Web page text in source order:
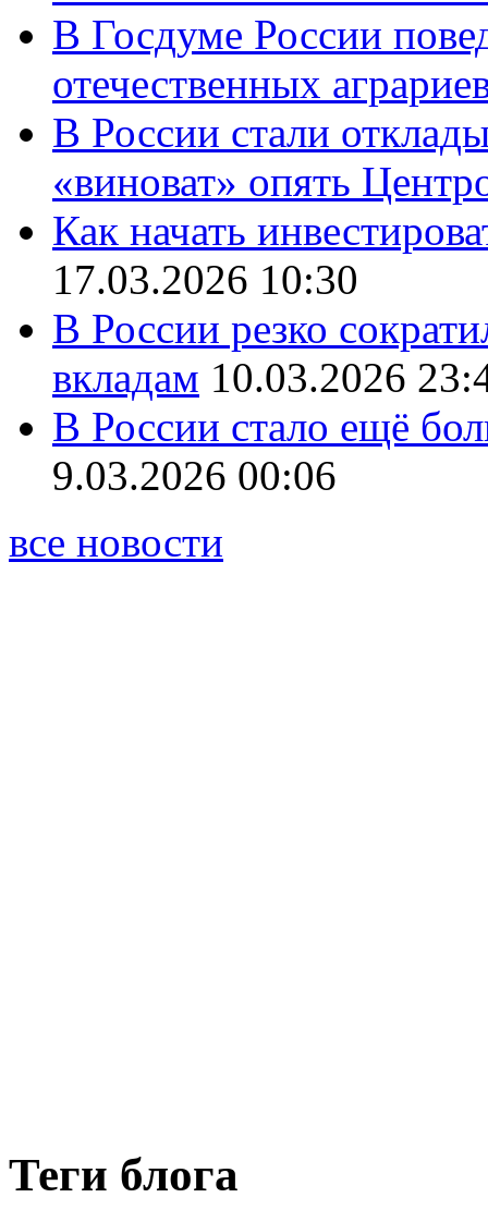
В Госдуме России
отечественных
В России стали
«виноват» опять
Как начать
17.03.2026 10:30
В России резко
вкладам 10.03.2026
В России стало ещё
9.03.2026 00:06
все новости
Теги блога